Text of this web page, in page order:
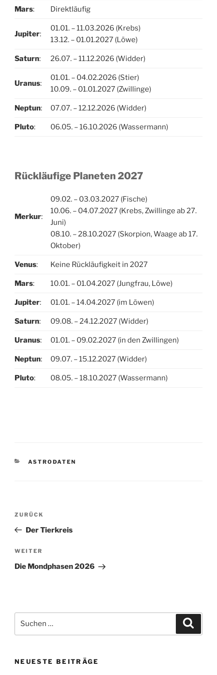
Mars: Direktläufig
Jupiter:
01.01. – 11.03.2026 (Krebs)
13.12. – 01.01.2027 (Löwe)
Saturn: 26.07. – 11.12.2026 (Widder)
Uranus:
01.01. – 04.02.2026 (Stier)
10.09. – 01.01.2027 (Zwillinge)
Neptun: 07.07. – 12.12.2026 (Widder)
Pluto: 06.05. – 16.10.2026 (Wassermann)
Rückläufige Planeten 2027
Merkur:
09.02. – 03.03.2027 (Fische)
10.06. – 04.07.2027 (Krebs, Zwillinge ab 27.
Juni)
08.10. – 28.10.2027 (Skorpion, Waage ab 17.
Oktober)
Venus: Keine Rückläufigkeit in 2027
Mars: 10.01. – 01.04.2027 (Jungfrau, Löwe)
Jupiter: 01.01. – 14.04.2027 (im Löwen)
Saturn: 09.08. – 24.12.2027 (Widder)
Uranus: 01.01. – 09.02.2027 (in den Zwillingen)
Neptun: 09.07. – 15.12.2027 (Widder)
Pluto: 08.05. – 18.10.2027 (Wassermann)
KATEGORIEN
ASTRODATEN
Beitragsnavigation
Vorheriger
Beitrag
ZURÜCK
Der Tierkreis
Nächster
Beitrag
WEITER
Die Mondphasen 2026
nach:
NEUESTE BEITRÄGE